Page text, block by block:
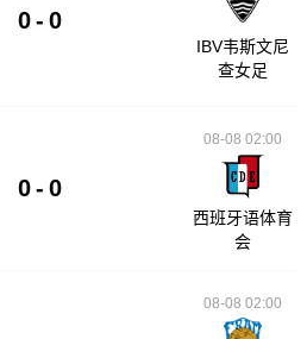
0 - 0
IBV韦斯文尼
查女足
0 - 0
08-08 02:00
西班牙语体育
会
08-08 02:00